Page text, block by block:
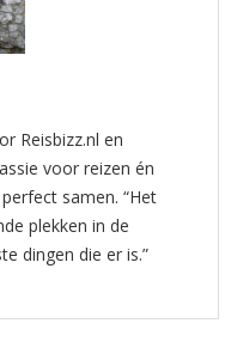
Reisbizz.nl en
voor reizen én
samen. “Het
plekken in de
dingen die er is.”